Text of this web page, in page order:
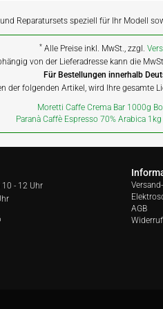
Reparatursets speziell für Ihr Modell
* Alle Preise inkl. MwSt., zzgl.
von der Lieferadresse kann die
Für Bestellungen innerhalb
der folgenden Artikel, wird Ihre gesamte
Moretti Caffe Crema Bar 1000g
Paranà Caffè Espresso 70% Arabica
10 - 12 Uhr
AGB